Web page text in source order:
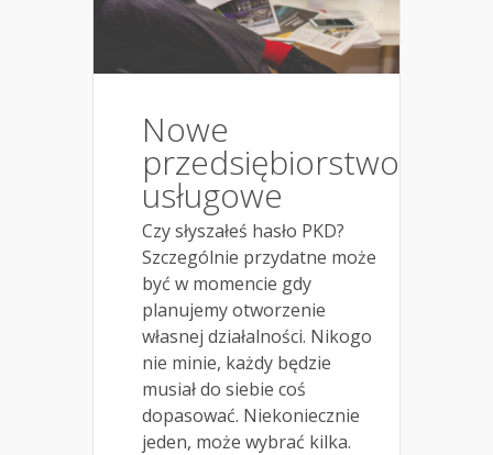
Nowe
przedsiębiorstwo
usługowe
Czy słyszałeś hasło PKD?
Szczególnie przydatne może
być w momencie gdy
planujemy otworzenie
własnej działalności. Nikogo
nie minie, każdy będzie
musiał do siebie coś
dopasować. Niekoniecznie
jeden, może wybrać kilka.